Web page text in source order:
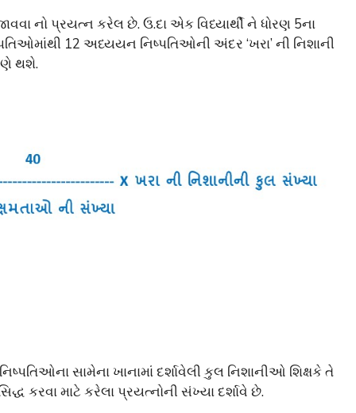
નો પ્રયત્ન કરેલ છે. ઉ.દા એક વિધ્યાર્થી ને ધોરણ 5ના
12 અધ્યયન નિષ્પતિઓની અંદર ‘ખરા’ ની નિશાની
થશે.
સામેના ખાનામાં દર્શાવેલી કુલ નિશાનીઓ શિક્ષકે તે
કરવા માટે કરેલા પ્રયત્નોની સંખ્યા દર્શાવે છે.